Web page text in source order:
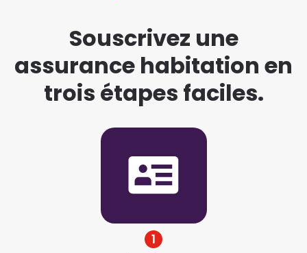
Souscrivez une
assurance habitation en
trois étapes faciles.
1